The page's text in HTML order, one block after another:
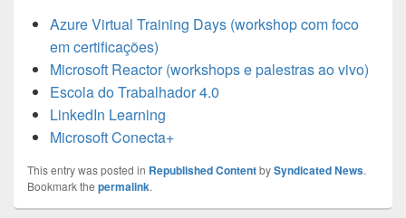
Azure Virtual Training Days (workshop com foco
em certificações)
Microsoft Reactor (workshops e palestras ao vivo)
Escola do Trabalhador 4.0
LinkedIn Learning
Microsoft Conecta+
This entry was posted in Republished ContentbySyndicated News.
Bookmark the permalink.